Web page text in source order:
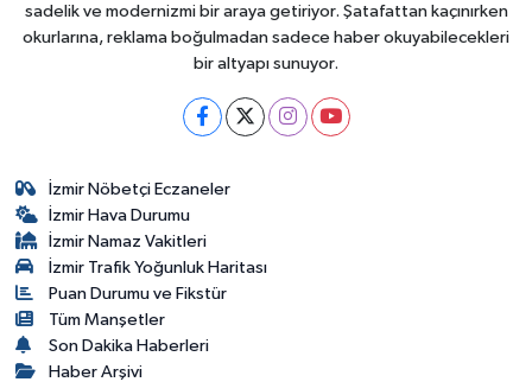
sadelik ve modernizmi bir araya getiriyor. Şatafattan kaçınırken
okurlarına, reklama boğulmadan sadece haber okuyabilecekleri
bir altyapı sunuyor.
İzmir Nöbetçi Eczaneler
İzmir Hava Durumu
İzmir Namaz Vakitleri
İzmir Trafik Yoğunluk Haritası
Puan Durumu ve Fikstür
Tüm Manşetler
Son Dakika Haberleri
Haber Arşivi